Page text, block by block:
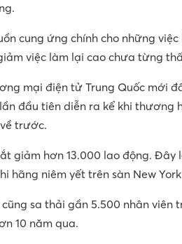
cung ứng chính cho những
việc làm lại cao chưa từng
mại điện tử Trung Quốc mới
đầu tiên diễn ra kể khi thương
trước.
giảm hơn 13.000 lao động.
hãng niêm yết trên sàn New York
sa thải gần 5.500 nhân viên
10 năm qua.